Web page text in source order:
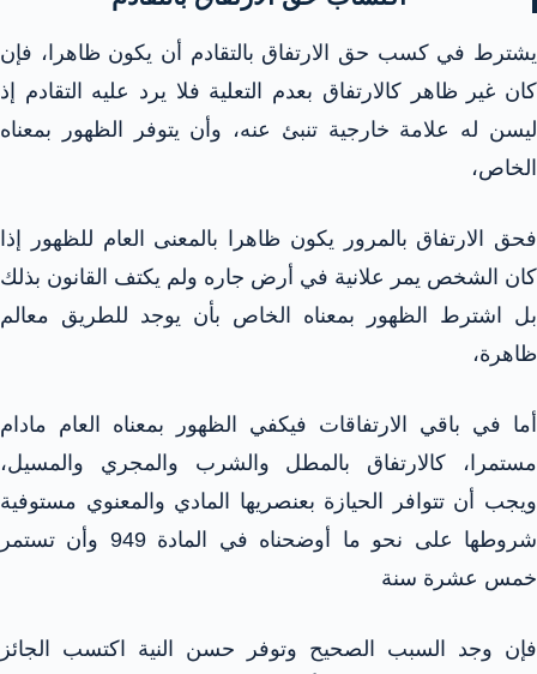
يشترط في كسب حق الارتفاق بالتقادم أن يكون ظاهرا، فإن
كان غير ظاهر كالارتفاق بعدم التعلية فلا يرد عليه التقادم إذ
ليسن له علامة خارجية تنبئ عنه، وأن يتوفر الظهور بمعناه
الخاص،
فحق الارتفاق بالمرور يكون ظاهرا بالمعنى العام للظهور إذا
كان الشخص يمر علانية في أرض جاره ولم يكتف القانون بذلك
بل اشترط الظهور بمعناه الخاص بأن يوجد للطريق معالم
ظاهرة،
أما في باقي الارتفاقات فيكفي الظهور بمعناه العام مادام
مستمرا، كالارتفاق بالمطل والشرب والمجري والمسيل،
ويجب أن تتوافر الحيازة بعنصريها المادي والمعنوي مستوفية
شروطها على نحو ما أوضحناه في المادة 949 وأن تستمر
خمس عشرة سنة
فإن وجد السبب الصحيح وتوفر حسن النية اكتسب الجائز